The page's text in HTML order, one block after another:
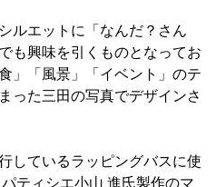
ルエットに「なんだ？さん
も興味を引くものとなってお
」「風景」「イベント」のテ
った三田の写真でデザインさ
しているラッピングバスに使
ティシエ小山 進氏製作のマ